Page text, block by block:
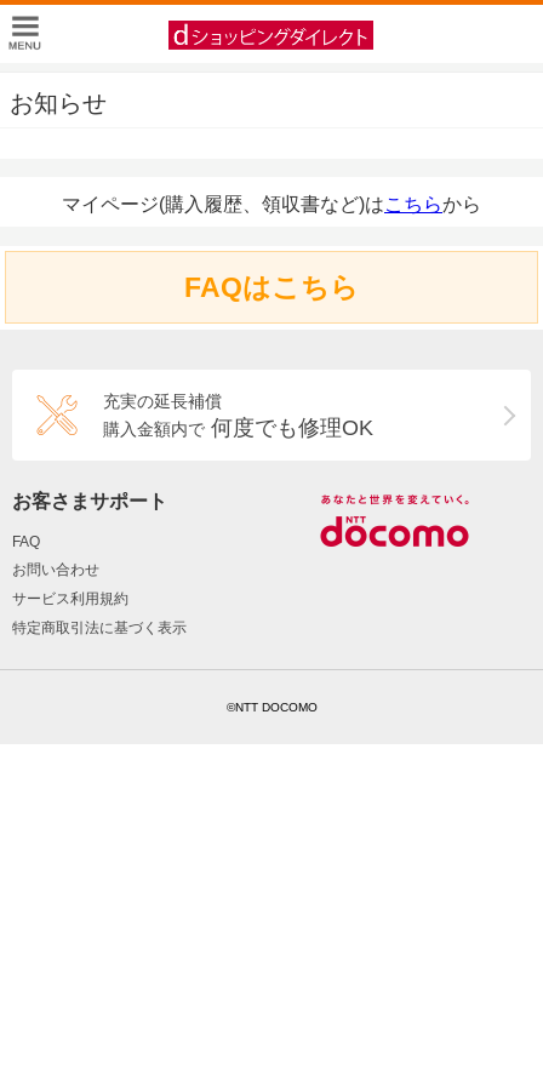
お知らせ
マイページ(購入履歴、領収書など)はこちらから
FAQはこちら
充実の延長補償
購入金額内で 何度でも修理OK
お客さまサポート
FAQ
お問い合わせ
サービス利用規約
特定商取引法に基づく表示
©NTT DOCOMO